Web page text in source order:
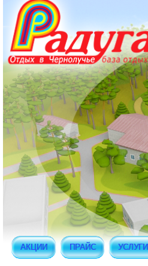
АКЦИИ ПРАЙС УСЛУГИ